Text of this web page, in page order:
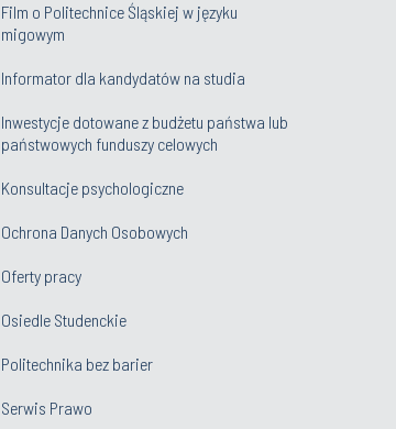
Film o Politechnice Śląskiej w języku
migowym
Informator dla kandydatów na studia
Inwestycje dotowane z budżetu państwa lub
państwowych funduszy celowych
Konsultacje psychologiczne
Ochrona Danych Osobowych
Oferty pracy
Osiedle Studenckie
Politechnika bez barier
Serwis Prawo